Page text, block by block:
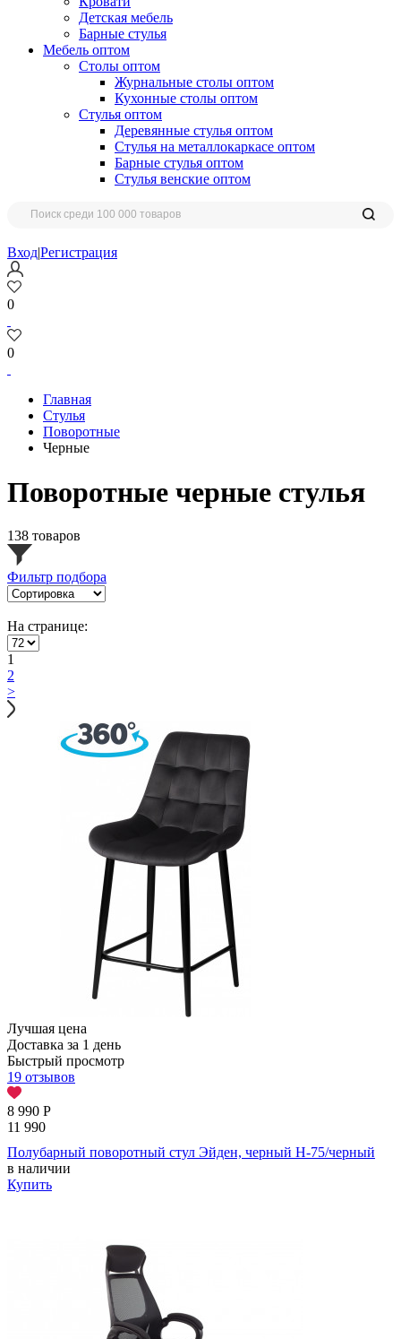
Детская мебель
Барные стулья
Мебель оптом
Столы оптом
Журнальные столы оптом
Кухонные столы оптом
Стулья оптом
Деревянные стулья оптом
Стулья на металлокаркасе оптом
Барные стулья оптом
Стулья венские оптом
Вход|Регистрация
0
0
Главная
Стулья
Поворотные
Черные
Поворотные черные стулья
138 товаров
Фильтр подбора
На странице:
1
2
>
Лучшая цена
Доставка за 1 день
Быстрый просмотр
19 отзывов
8 990 Р
11 990
Полубарный поворотный стул Эйден, черный H-75/черный
в наличии
Купить